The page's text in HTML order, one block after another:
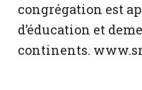
congrégation est
d’éducation et
continents.